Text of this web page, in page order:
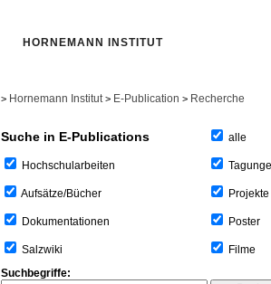
HORNEMANN INSTITUT
> Hornemann Institut > E-Publication > Recherche
Suche in E-Publications
Hochschularbeiten
Aufsätze/Bücher
Dokumentationen
Salzwiki
alle
Projekte
Poster
Filme
Suchbegriffe: